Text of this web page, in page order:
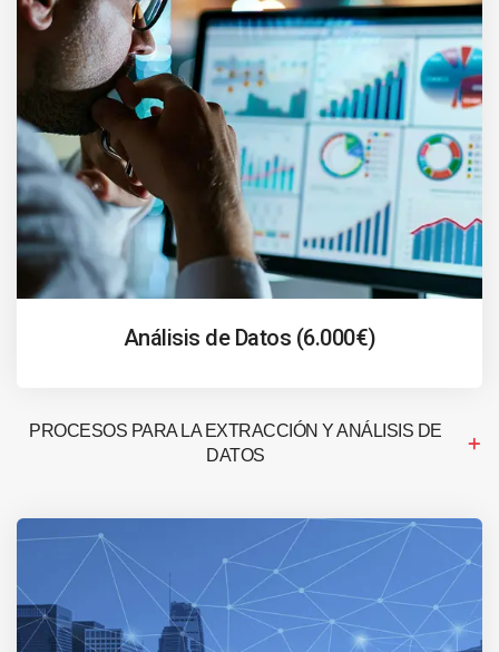
Análisis de Datos (6.000€)
PROCESOS PARA LA EXTRACCIÓN Y ANÁLISIS DE
DATOS